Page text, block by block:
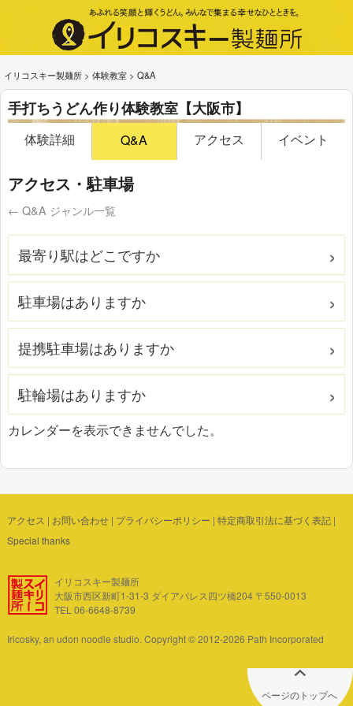
イリコスキー製麺所 > 体験教室 > Q&A
手打ちうどん作り体験教室【大阪市】
体験詳細 Q&A アクセス イベント
アクセス・駐車場
← Q&A ジャンル一覧
最寄り駅はどこですか
駐車場はありますか
提携駐車場はありますか
駐輪場はありますか
カレンダーを表示できませんでした。
アクセス | お問い合わせ| プライバシーポリシー | 特定商取引法に基づく表記|
Special thanks
イリコスキー製麺所
大阪市西区新町1-31-3 ダイアパレス四ツ橋204 〒550-0013
TEL 06-6648-8739
Iricosky, an udon noodle studio. Copyright © 2012-2026 Path Incorporated
ページのトップへ